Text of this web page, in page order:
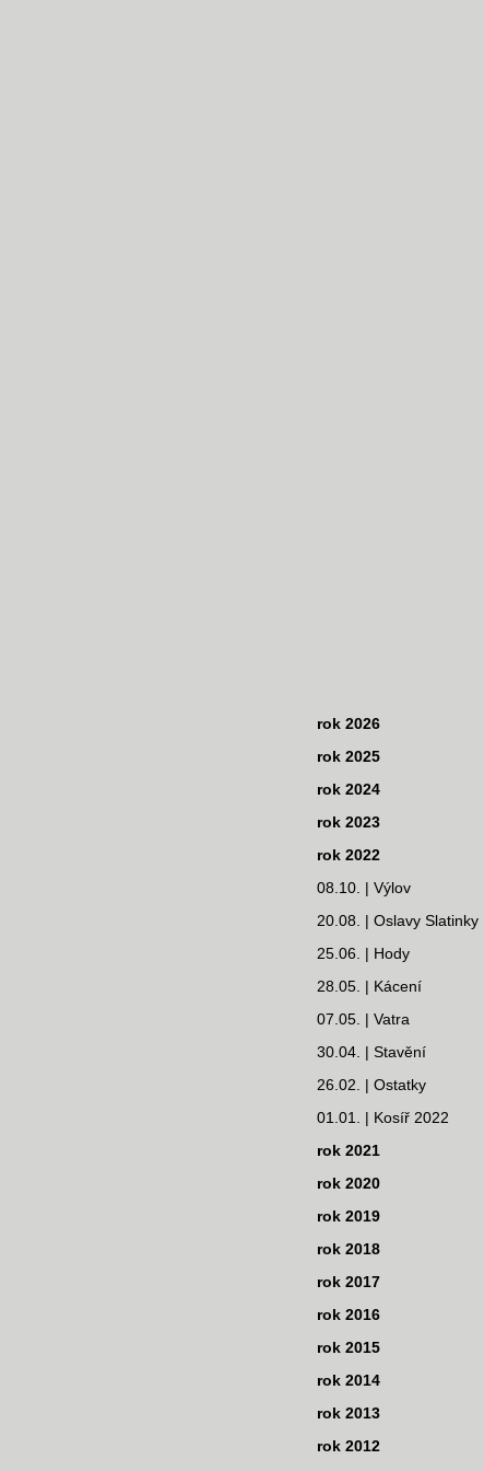
rok 2026
rok 2025
rok 2024
rok 2023
rok 2022
08.10. | Výlov
20.08. | Oslavy Slatinky
25.06. | Hody
28.05. | Kácení
07.05. | Vatra
30.04. | Stavění
26.02. | Ostatky
01.01. | Kosíř 2022
rok 2021
rok 2020
rok 2019
rok 2018
rok 2017
rok 2016
rok 2015
rok 2014
rok 2013
rok 2012